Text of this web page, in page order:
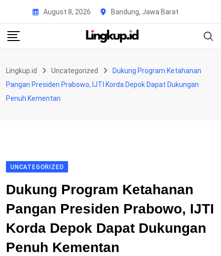
content
August 8, 2026 Bandung, Jawa Barat
Lingkup.id Uncategorized
Dukung Program Ketahanan
Pangan Presiden Prabowo, IJTI Korda Depok Dapat Dukungan
Penuh Kementan
UNCATEGORIZED
Dukung Program Ketahanan
Pangan Presiden Prabowo, IJTI
Korda Depok Dapat Dukungan
Penuh Kementan